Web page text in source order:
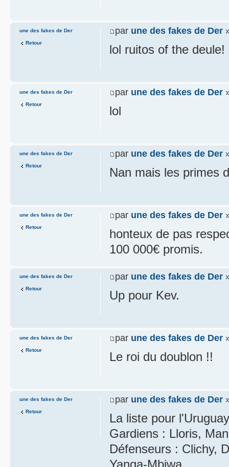
par une des fakes de Der
lol ruitos of the deule!
une des fakes de Der
Retour
par une des fakes de Der
lol
une des fakes de Der
Retour
par une des fakes de Der
Nan mais les primes
une des fakes de Der
Retour
par une des fakes de Der
honteux de pas
100 000€ promis.
une des fakes de Der
Retour
par une des fakes de Der
Up pour Kev.
une des fakes de Der
Retour
par une des fakes de Der
Le roi du doublon !!
une des fakes de Der
Retour
par une des fakes de Der
La liste pour l'Uruguay
Gardiens : Lloris,
Défenseurs : Clichy,
Yanga-Mbiwa
une des fakes de Der
Retour